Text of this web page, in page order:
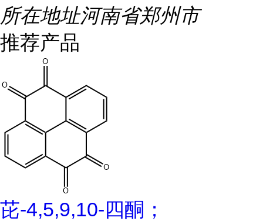
所在地址河南省郑州市
推荐产品
芘-4,5,9,10-四酮；